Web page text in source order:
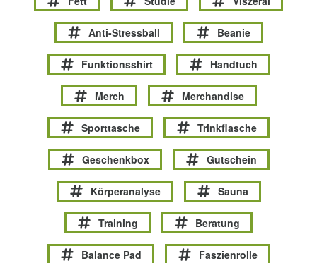
Anti-Stressball Beanie
Funktionsshirt Handtuch
Merch Merchandise
Sporttasche Trinkflasche
Geschenkbox Gutschein
Körperanalyse Sauna
Training Beratung
Balance Pad Faszienrolle